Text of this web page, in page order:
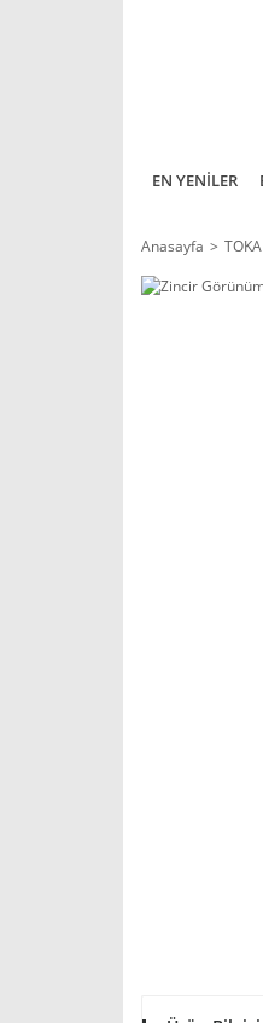
EN YENİLER
Anasayfa TOKA